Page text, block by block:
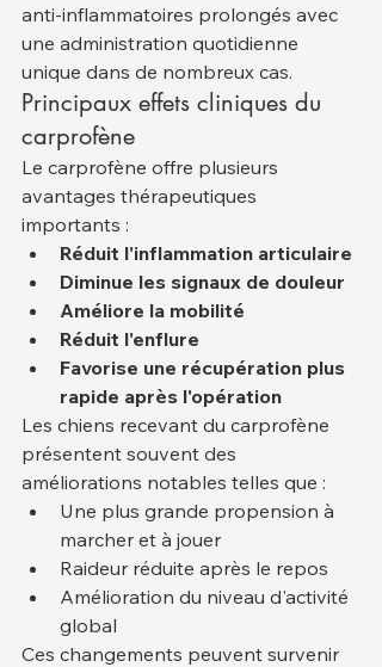
anti-inflammatoires prolongés avec
une administration quotidienne
unique dans de nombreux cas.
Principaux effets cliniques du
carprofène
Le carprofène offre plusieurs
avantages thérapeutiques
importants :
Réduit l'inflammation articulaire
Diminue les signaux de douleur
Améliore la mobilité
Réduit l'enflure
Favorise une récupération plus
rapide après l'opération
Les chiens recevant du carprofène
présentent souvent des
améliorations notables telles que :
Une plus grande propension à
marcher et à jouer
Raideur réduite après le repos
Amélioration du niveau d'activité
global
Ces changements peuvent survenir